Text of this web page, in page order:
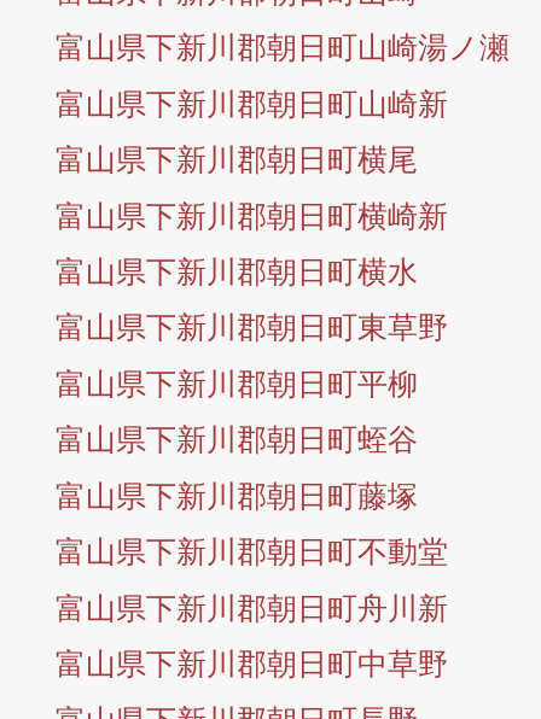
富山県下新川郡朝日町山崎湯ノ瀬
富山県下新川郡朝日町山崎新
富山県下新川郡朝日町横尾
富山県下新川郡朝日町横崎新
富山県下新川郡朝日町横水
富山県下新川郡朝日町東草野
富山県下新川郡朝日町平柳
富山県下新川郡朝日町蛭谷
富山県下新川郡朝日町藤塚
富山県下新川郡朝日町不動堂
富山県下新川郡朝日町舟川新
富山県下新川郡朝日町中草野